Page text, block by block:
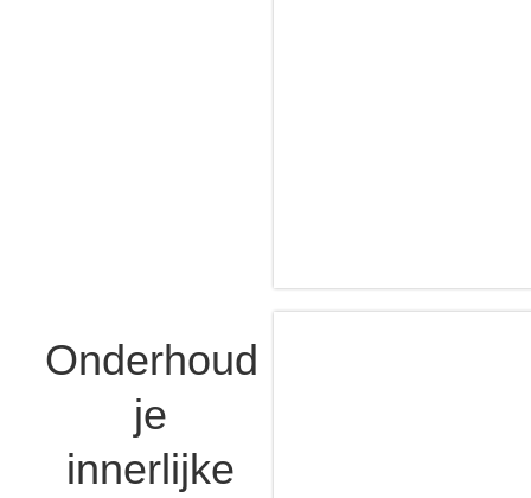
Onderhoud
je
innerlijke